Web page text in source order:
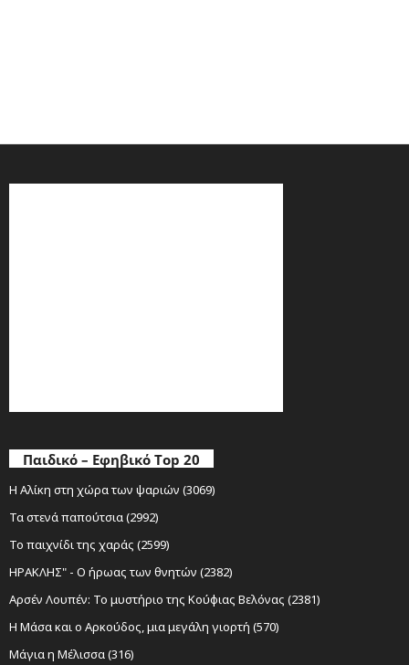
Παιδικό – Εφηβικό Top 20
Η Αλίκη στη χώρα των ψαριών (3069)
Τα στενά παπούτσια (2992)
Το παιχνίδι της χαράς (2599)
ΗΡΑΚΛΗΣ" - Ο ήρωας των θνητών (2382)
Αρσέν Λουπέν: Το μυστήριο της Κούφιας Βελόνας (2381)
Η Μάσα και ο Αρκούδος, μια μεγάλη γιορτή (570)
Μάγια η Μέλισσα (316)